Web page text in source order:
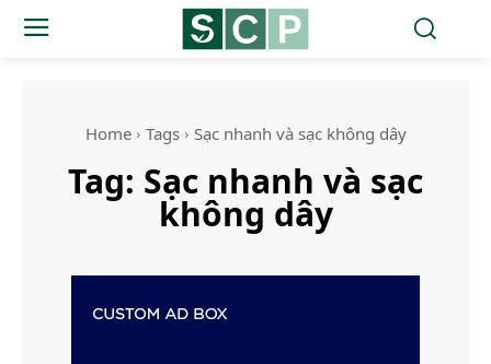
Home Tags Sạc nhanh và sạc không dây
Tag: Sạc nhanh và sạc
không dây